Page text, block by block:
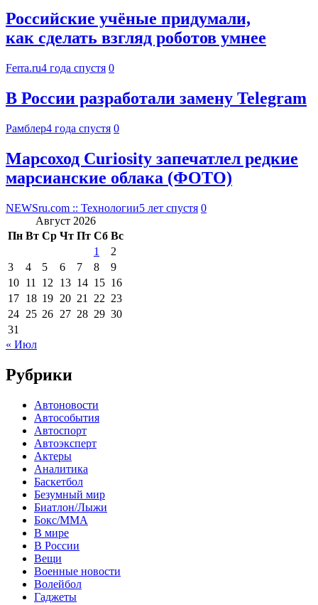
Российские учёные придумали,
как сделать взгляд роботов умнее
Ferra.ru4 года спустя 0
В России разработали замену Telegram
Рамблер4 года спустя 0
Марсоход Curiosity запечатлел редкие
марсианские облака (ФОТО)
NEWSru.com :: Технологии5 лет спустя 0
Август 2026
Пн Вт Ср Чт Пт Сб Вс
1
2
3
4 5 6 7 8
9
10 11 12 13 14 15 16
17 18 19 20 21 22 23
24 25 26 27 28 29 30
31
« Июл
Рубрики
Автоновости
Автособытия
Автоспорт
Автоэксперт
Актеры
Аналитика
Баскетбол
Безумный мир
Биатлон/Лыжи
Бокс/MMA
В мире
В России
Вещи
Военные новости
Волейбол
Гаджеты